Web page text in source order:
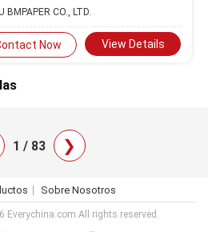
BMPAPER CO., LTD.
Now View Details
1 / 83 ❯
Sobre Nosotros
Everychina.com.All rights reserved.